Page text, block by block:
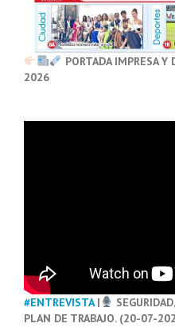
PORTADA IMPRESA
2026
#ENTREVISTA|
PLAN DE TRABAJO. (20-07-